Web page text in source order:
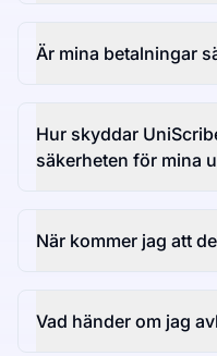
Är mina betalningar
Hur skyddar
säkerheten för mina
När kommer jag att
Vad händer om jag